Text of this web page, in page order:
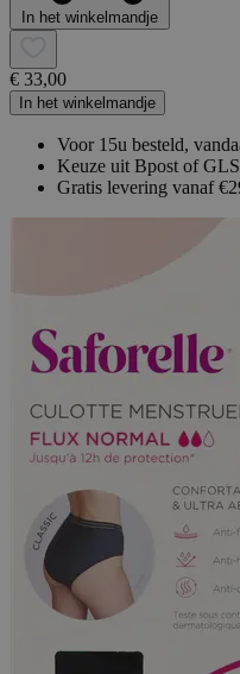
In het winkelmandje
€ 33,00
In het winkelmandje
Voor 15u besteld,
Keuze uit Bpost of GLS
Gratis levering vanaf